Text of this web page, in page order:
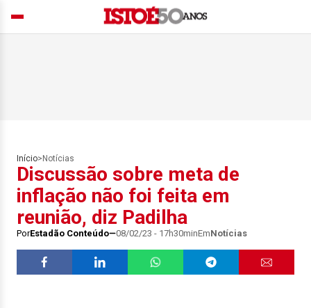
Início> Notícias
Discussão sobre meta de
inflação não foi feita em
reunião, diz Padilha
PorEstadão Conteúdo 08/02/23 - 17h30minEmNotícias